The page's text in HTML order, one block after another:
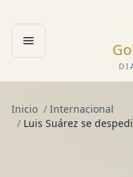
Abrir menú
Inicio / Internacional
/ Luis Suárez se